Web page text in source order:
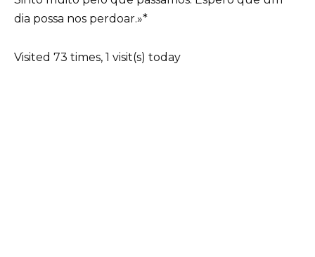
dia possa nos perdoar.»*
Visited 73 times, 1 visit(s) today